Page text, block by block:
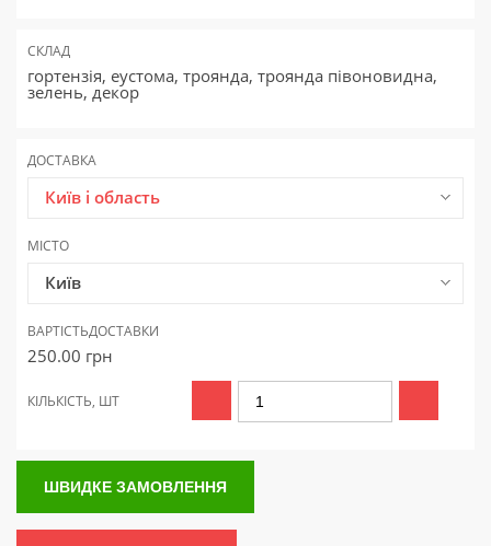
СКЛАД
гортензія, еустома, троянда, троянда півоновидна,
зелень, декор
ДОСТАВКА
Київ і область
МІСТО
Київ
ВАРТІСТЬДОСТАВКИ
250.00 грн
КІЛЬКІСТЬ, ШТ
ШВИДКЕ ЗАМОВЛЕННЯ